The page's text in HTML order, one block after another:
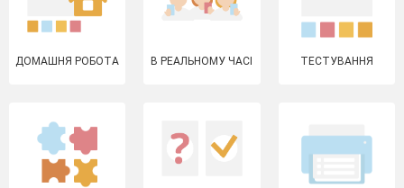
ДОМАШНЯ РОБОТА В РЕАЛЬНОМУ ЧАСІ ТЕСТУВАННЯ